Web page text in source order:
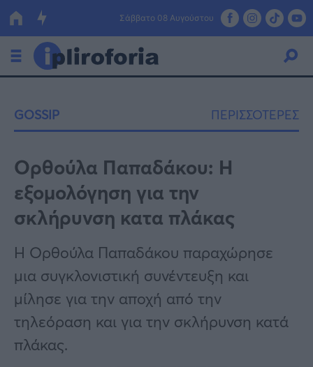
Σάββατο 08 Αυγούστου
Οικονομία
Πολιτική
Τράπεζες
Επιδοτήσεις
ΕΣΠΑ
Κόσμος
Lifestyle
Αθλητικά
Υγεία
Γυναίκα
GOSSIP ΠΕΡΙΣΣΟΤΕΡΕΣ
Ορθούλα Παπαδάκου: Η
εξομολόγηση για την
σκλήρυνση κατα πλάκας
Η Ορθούλα Παπαδάκου παραχώρησε
μια συγκλονιστική συνέντευξη και
μίλησε για την αποχή από την
τηλεόραση και για την σκλήρυνση κατά
πλάκας.